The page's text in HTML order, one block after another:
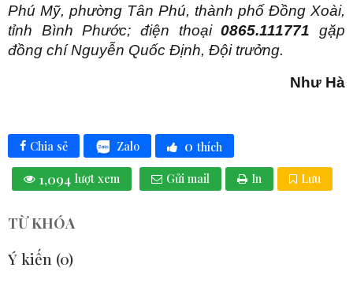
Phú Mỹ, phường Tân Phú, thành phố Đồng Xoài,
tỉnh Bình Phước; điện thoại0865.111771 gặp
đồng chí Nguyễn Quốc Định, Đội trưởng.
Như Hà
Chia sẻ Zalo 0 thích
1,094 lượt xem Gửi mail In Lưu
TỪ KHÓA
Ý kiến (0)